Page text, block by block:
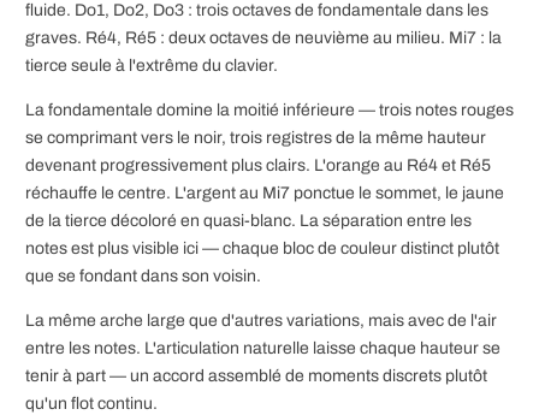
fluide. Do1, Do2, Do3 : trois octaves de fondamentale dans les
graves. Ré4, Ré5 : deux octaves de neuvième au milieu. Mi7 : la
tierce seule à l'extrême du clavier.
La fondamentale domine la moitié inférieure — trois notes rouges
se comprimant vers le noir, trois registres de la même hauteur
devenant progressivement plus clairs. L'orange au Ré4 et Ré5
réchauffe le centre. L'argent au Mi7 ponctue le sommet, le jaune
de la tierce décoloré en quasi-blanc. La séparation entre les
notes est plus visible ici — chaque bloc de couleur distinct plutôt
que se fondant dans son voisin.
La même arche large que d'autres variations, mais avec de l'air
entre les notes. L'articulation naturelle laisse chaque hauteur se
tenir à part — un accord assemblé de moments discrets plutôt
qu'un flot continu.